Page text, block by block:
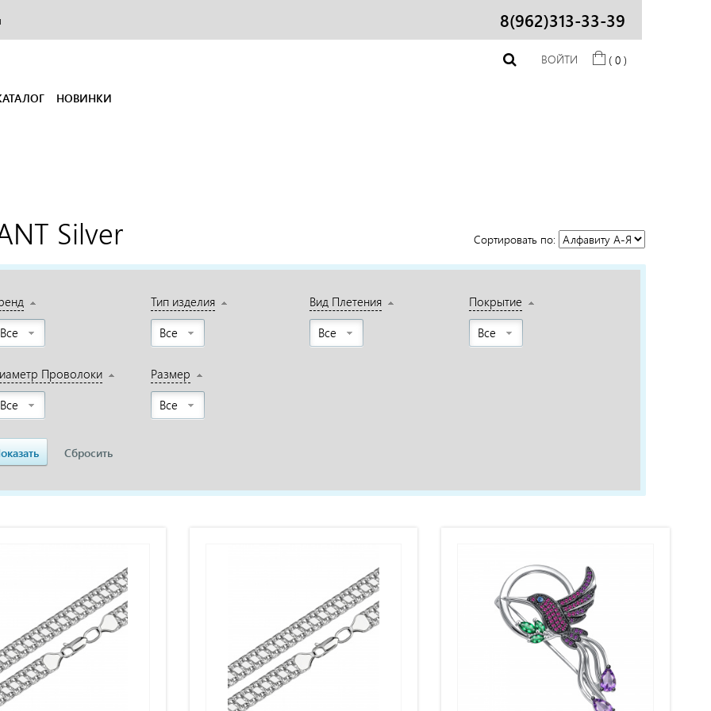
8(962)313-33-39
НОВИНКИ
ВОЙТИ ( 0 )
Silver Сортировать по:
Все
Тип изделия
Все
Вид Плетения
Все
Покрытие
Все
Проволоки
Все
Размер
Все